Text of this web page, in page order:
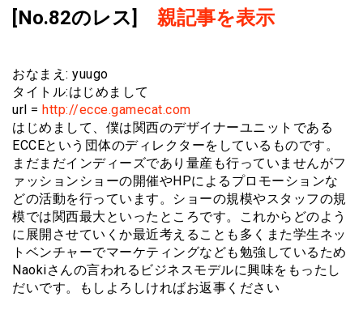
[No.82のレス] 親記事を表示
おなまえ: yuugo
タイトル:はじめまして
url = http://ecce.gamecat.com
はじめまして、僕は関西のデザイナーユニットである
ECCEという団体のディレクターをしているものです。
まだまだインディーズであり量産も行っていませんがフ
ァッションショーの開催やHPによるプロモーションな
どの活動を行っています。ショーの規模やスタッフの規
模では関西最大といったところです。これからどのよう
に展開させていくか最近考えることも多くまた学生ネッ
トベンチャーでマーケティングなども勉強しているため
Naokiさんの言われるビジネスモデルに興味をもったし
だいです。もしよろしければお返事ください